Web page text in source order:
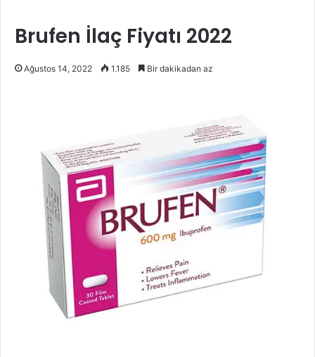
Brufen İlaç Fiyatı 2022
Ağustos 14, 2022 1.185 Bir dakikadan az